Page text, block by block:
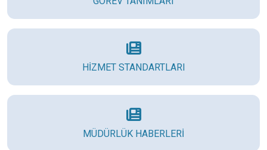
HİZMET STANDARTLARI
MÜDÜRLÜK HABERLERİ